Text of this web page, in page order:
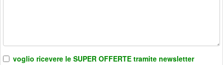
voglio ricevere le SUPER OFFERTE tramite newsletter